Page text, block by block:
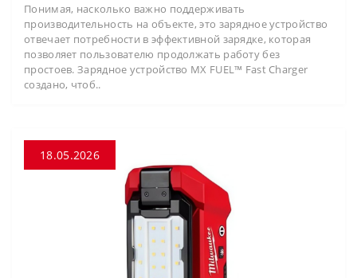
Понимая, насколько важно поддерживать
производительность на объекте, это зарядное устройство
отвечает потребности в эффективной зарядке, которая
позволяет пользователю продолжать работу без
простоев. Зарядное устройство MX FUEL™ Fast Charger
создано, чтоб..
18.05.2026